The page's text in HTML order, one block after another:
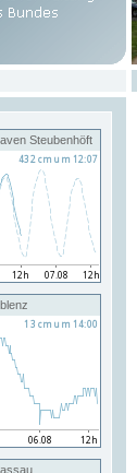
Steubenhöft